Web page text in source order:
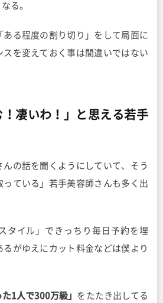
る。
ある程度の割り切り」をして局面に
を変えておく事は間違いではない
！凄いわ！」と思える若手
の話を聞くようにしていて、そう
っている」若手美容師さんも多く出
タイル」できっちり毎日予約を埋
がゆえにカット料金などは僕より
た1人で300万級」 をたたき出してる